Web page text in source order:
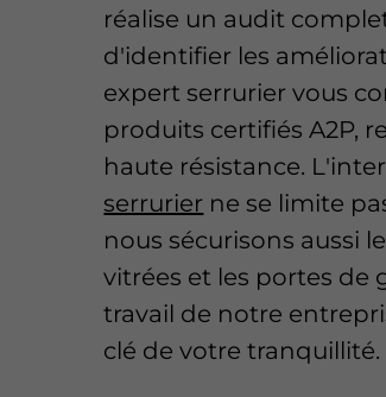
réalise un audit
d'identifier les
expert serrurier vous
produits certifiés A2P,
haute résistance.
serrurier ne se limite
nous sécurisons aussi
vitrées et les portes de
travail de notre
clé de votre tranquillité.